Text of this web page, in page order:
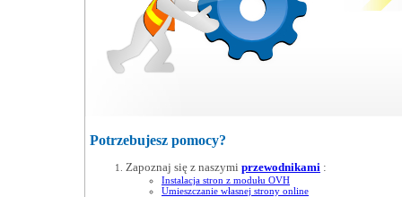
Potrzebujesz pomocy?
Zapoznaj się z naszymi przewodnikami :
Instalacja stron z modułu OVH
Umieszczanie własnej strony online